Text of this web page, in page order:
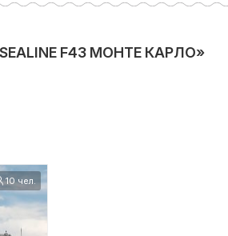
F43 МОНТЕ КАРЛО»
10 чел.